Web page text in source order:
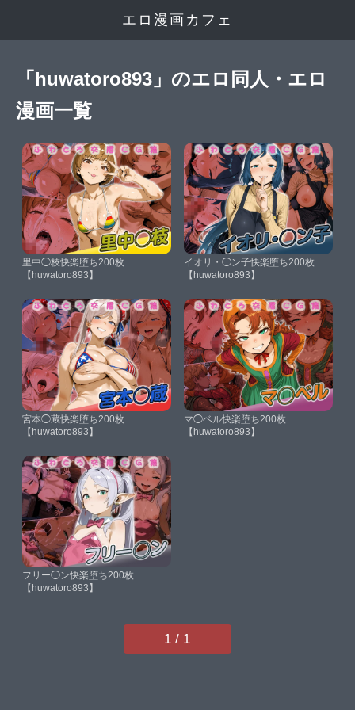
エロ漫画カフェ
「huwatoro893」のエロ同人・エロ
漫画一覧
里中◯枝快楽堕ち200枚
【huwatoro893】
イオリ・◯ン子快楽堕ち200枚
【huwatoro893】
宮本◯蔵快楽堕ち200枚
【huwatoro893】
マ◯ベル快楽堕ち200枚
【huwatoro893】
フリー◯ン快楽堕ち200枚
【huwatoro893】
1 / 1